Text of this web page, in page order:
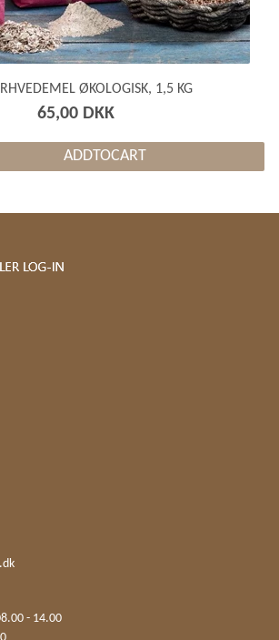
ØKOLOGISK, 1,5 KG
65,00 DKK
ADDTOCART
- 14.00